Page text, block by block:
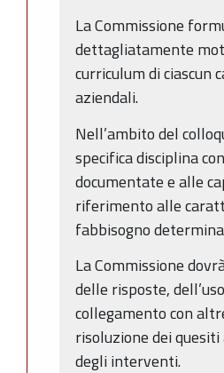
La Commissione
dettagliatamente
curriculum di ciascun
aziendali.
Nell’ambito del
specifica disciplina
documentate e alle
riferimento alle
fabbisogno
La Commissione
delle risposte,
collegamento con
risoluzione dei
degli interventi.